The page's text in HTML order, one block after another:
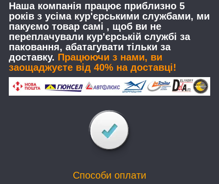
Наша компанія працює приблизно 5
років з усіма кур'єрськими службами, ми
пакуємо товар самі , щоб ви не
переплачували кур'єрській службі за
паковання, абатагувати тільки за
доставку. Працюючи з нами, ви
заощаджуєте від 40% на доставці!
Способи оплати